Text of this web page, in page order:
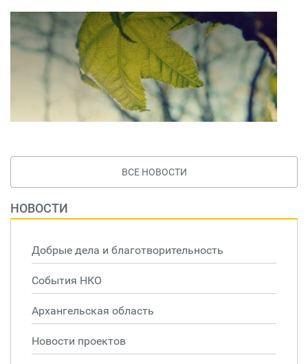
ВСЕ НОВОСТИ
НОВОСТИ
Добрые дела и благотворительность
События НКО
Архангельская область
Новости проектов